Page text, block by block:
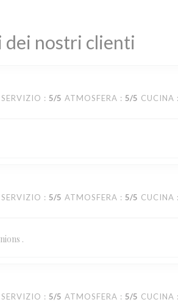
dei nostri clienti
SERVIZIO : 5/5 ATMOSFERA : 5/5 CUCINA :
SERVIZIO : 5/5 ATMOSFERA : 5/5 CUCINA :
.
SERVIZIO : 5/5 ATMOSFERA : 5/5 CUCINA :